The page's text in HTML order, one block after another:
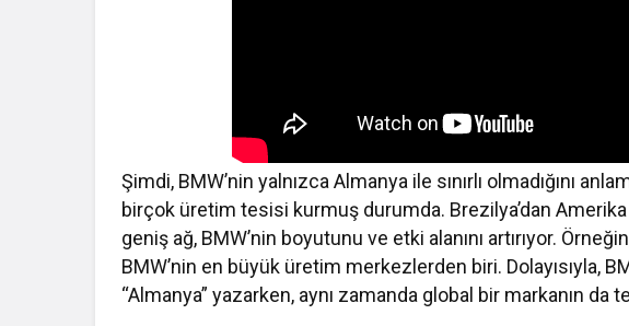
Şimdi, BMW’nin yalnızca Almanya ile sınırlı olmadığını
birçok üretim tesisi kurmuş durumda. Brezilya’dan
geniş ağ, BMW’nin boyutunu ve etki alanını artırıyor.
BMW’nin en büyük üretim merkezlerden biri. Dolayısıyla,
“Almanya” yazarken, aynı zamanda global bir markanın da